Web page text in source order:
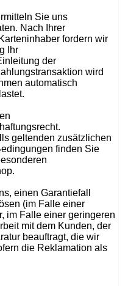
Sie uns
Nach Ihrer
fordern wir
Ihr
der
wird
automatisch
geltenden zusätzlichen
finden Sie
einen Garantiefall
(im Falle einer
im Falle einer geringeren
mit dem Kunden, der
beauftragt, die wir
die Reklamation als